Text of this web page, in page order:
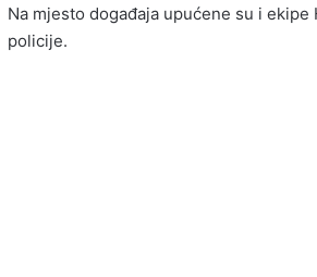
Na mjesto događaja upućene su i ekipe
policije.